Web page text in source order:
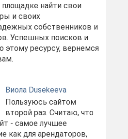
площадке найти свои
и своих
собственников и
Успешных поисков и
этому ресурсу, вернемся
Виола Dusekeeva
Пользуюсь сайтом
второй раз. Считаю, что
- самое лучшее
как для арендаторов,